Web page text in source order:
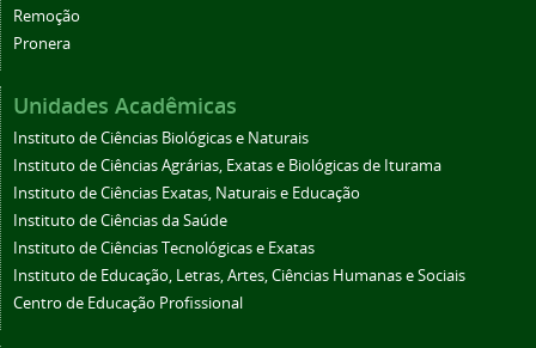
Remoção
Pronera
Unidades Acadêmicas
Instituto de Ciências Biológicas e Naturais
Instituto de Ciências Agrárias, Exatas e Biológicas de Iturama
Instituto de Ciências Exatas, Naturais e Educação
Instituto de Ciências da Saúde
Instituto de Ciências Tecnológicas e Exatas
Instituto de Educação, Letras, Artes, Ciências Humanas e Sociais
Centro de Educação Profissional